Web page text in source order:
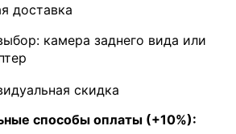
доставка
камера заднего вида или
скидка
способы оплаты (+10%):